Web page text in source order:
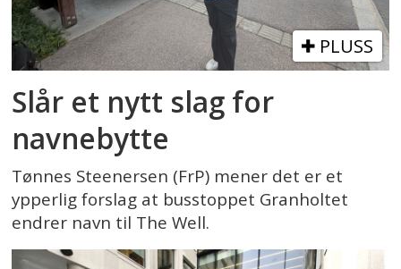
PLUSS
Slår et nytt slag for
navnebytte
Tønnes Steenersen (FrP) mener det er et
ypperlig forslag at busstoppet Granholtet
endrer navn til The Well.